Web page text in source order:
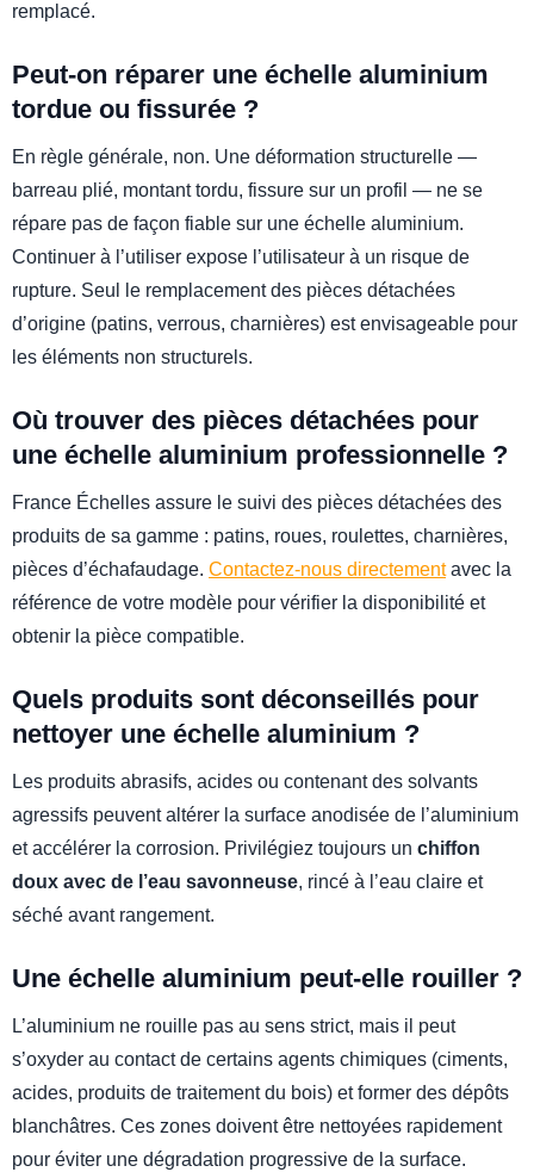
remplacé.
Peut-on réparer une échelle aluminium
tordue ou fissurée ?
En règle générale, non. Une déformation structurelle —
barreau plié, montant tordu, fissure sur un profil — ne se
répare pas de façon fiable sur une échelle aluminium.
Continuer à l’utiliser expose l’utilisateur à un risque de
rupture. Seul le remplacement des pièces détachées
d’origine (patins, verrous, charnières) est envisageable pour
les éléments non structurels.
Où trouver des pièces détachées pour
une échelle aluminium professionnelle ?
France Échelles assure le suivi des pièces détachées des
produits de sa gamme : patins, roues, roulettes, charnières,
pièces d’échafaudage. Contactez-nous directementavec la
référence de votre modèle pour vérifier la disponibilité et
obtenir la pièce compatible.
Quels produits sont déconseillés pour
nettoyer une échelle aluminium ?
Les produits abrasifs, acides ou contenant des solvants
agressifs peuvent altérer la surface anodisée de l’aluminium
et accélérer la corrosion. Privilégiez toujours un chiffon
doux avec de l’eau savonneuse, rincé à l’eau claire et
séché avant rangement.
Une échelle aluminium peut-elle rouiller ?
L’aluminium ne rouille pas au sens strict, mais il peut
s’oxyder au contact de certains agents chimiques (ciments,
acides, produits de traitement du bois) et former des dépôts
blanchâtres. Ces zones doivent être nettoyées rapidement
pour éviter une dégradation progressive de la surface.